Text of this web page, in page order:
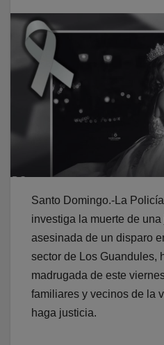
Santo Domingo.-La
investiga la muerte de
asesinada de un disparo
sector de Los Guandules,
madrugada de este
familiares y vecinos de la
haga justicia.